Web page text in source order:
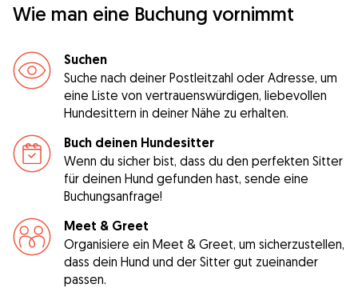
Wie man eine Buchung vornimmt
Suchen
Suche nach deiner Postleitzahl oder Adresse, um
eine Liste von vertrauenswürdigen, liebevollen
Hundesittern in deiner Nähe zu erhalten.
Buch deinen Hundesitter
Wenn du sicher bist, dass du den perfekten Sitter
für deinen Hund gefunden hast, sende eine
Buchungsanfrage!
Meet & Greet
Organisiere ein Meet & Greet, um sicherzustellen,
dass dein Hund und der Sitter gut zueinander
passen.